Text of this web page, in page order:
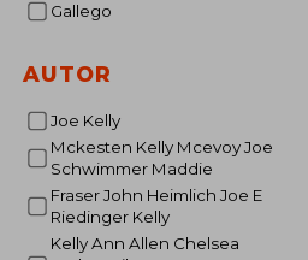
Gallego
AUTOR
Joe Kelly
Mckesten Kelly Mcevoy Joe
Schwimmer Maddie
Fraser John Heimlich Joe E
Riedinger Kelly
Kelly Ann Allen Chelsea